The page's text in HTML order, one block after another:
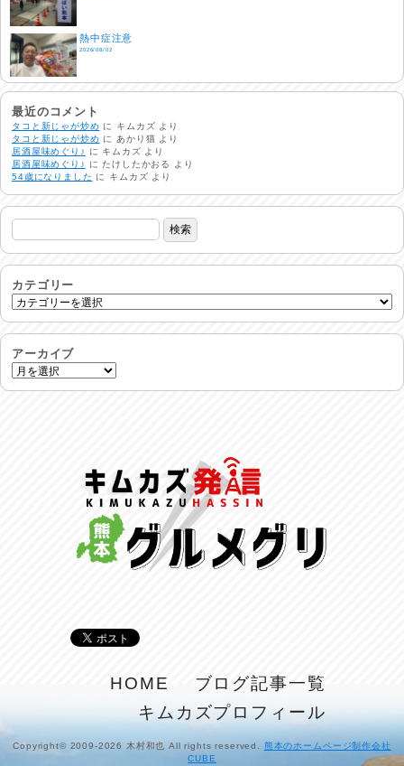
熱中症注意
2026/08/02
非常時には…
2026/08/01
生活支援情報
2026/07/31
24時間体制
2026/07/30
命を守る行動を…
土用丑の日♪
2026/07/28
反省会♪
2026/07/27
リスナーの集い！
2026/07/25
馬肉料理 桜馬亭
2026/07/24
最近のコメント
タコと新じゃが炒め に キムカズ より
タコと新じゃが炒め にあかり猫 より
居酒屋味めぐり♪
に キムカズ より
居酒屋味めぐり♪
にたけしたかおる
より
54歳になりました に キムカズ より
カテゴリー
アーカイブ
HOME
ブログ記事一覧
キムカズプロフィール
Copyright© 2009-2026 木村和也 All rights reserved. 熊本のホームページ制作会社
CUBE